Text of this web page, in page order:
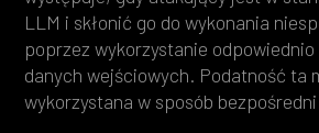
LLM i skłonić go do wykonania
poprzez wykorzystanie
danych wejściowych. Podatność ta
wykorzystana w sposób